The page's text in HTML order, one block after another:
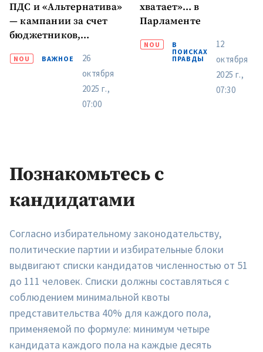
ПДС и «Альтернатива»
— кампании за счет
бюджетников,
подконтрольных им
NOU ВАЖНОЕ
26
октября
2025 г.,
07:00
хватает»… в
Парламенте
NOU
В
ПОИСКАХ
ПРАВДЫ
12
октября
2025 г.,
07:30
Познакомьтесь с
кандидатами
Согласно избирательному законодательству,
политические партии и избирательные блоки
выдвигают списки кандидатов численностью от 51
до 111 человек. Списки должны составляться с
соблюдением минимальной квоты
представительства 40% для каждого пола,
применяемой по формуле: минимум четыре
кандидата каждого пола на каждые десять